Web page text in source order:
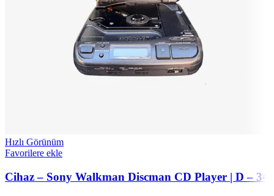
Hızlı Görünüm
Favorilere ekle
Cihaz – Sony Walkman Discman CD Player | D – 34